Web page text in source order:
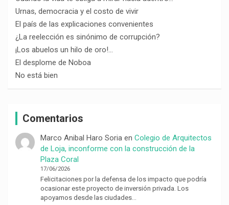
Urnas, democracia y el costo de vivir
El país de las explicaciones convenientes
¿La reelección es sinónimo de corrupción?
¡Los abuelos un hilo de oro!…
El desplome de Noboa
No está bien
Comentarios
Marco Anibal Haro Soriaen Colegio de Arquitectos
de Loja, inconforme con la construcción de la
Plaza Coral
17/06/2026
Felicitaciones por la defensa de los impacto que podría
ocasionar este proyecto de inversión privada. Los
apoyamos desde las ciudades…